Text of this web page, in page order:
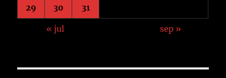
29 30 31
« jul sep »